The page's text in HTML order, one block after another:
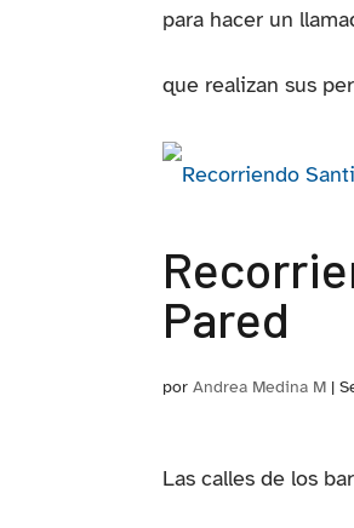
para hacer un
que realizan sus
Pared
porAndrea Medina M |
Las calles de los